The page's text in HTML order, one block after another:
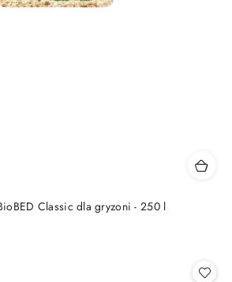
Classic dla gryzoni - 250 l